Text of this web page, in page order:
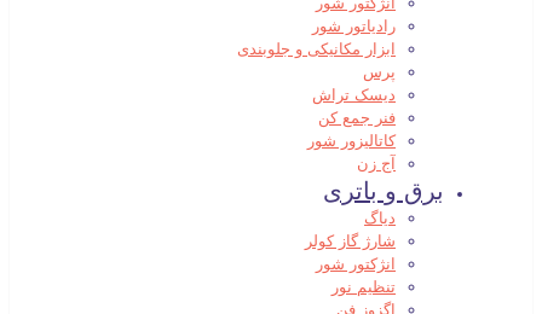
رادیاتور شور
ابزار مکانیکی و جلوبندی
پرس
دیسک تراش
فنر جمع کن
کاتالیزور شور
آج زن
برق و باتری
دیاگ
شارژ گاز کولر
انژکتور شور
تنظیم نور
اگزوز فن